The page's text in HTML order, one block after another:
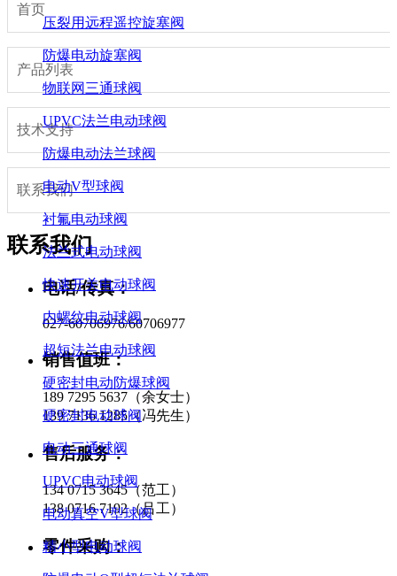
压裂用远程遥控旋塞阀
防爆电动旋塞阀
物联网三通球阀
UPVC法兰电动球阀
防爆电动法兰球阀
电动V型球阀
衬氟电动球阀
法兰式电动球阀
快速开关电动球阀
内螺纹电动球阀
超短法兰电动球阀
硬密封电动防爆球阀
硬密封电动球阀
电动三通球阀
UPVC电动球阀
电动真空V型球阀
精小型电动球阀
首页
产品列表
技术支持
联系我们
联系我们
电话/传真：
027-60706976/60706977
销售值班：
189 7295 5637（余女士）
139 7136 1285（冯先生）
售后服务：
134 0715 3645（范工）
138 0716 7192（吕工）
零件采购：